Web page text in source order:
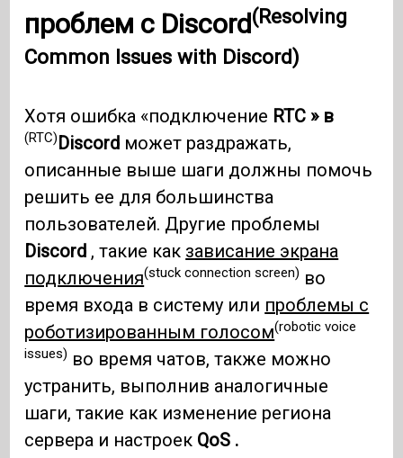
проблем с Discord (Resolving
Common Issues with Discord)
Хотя ошибка «подключение RTC » в
(RTC)Discord может раздражать,
описанные выше шаги должны помочь
решить ее для большинства
пользователей. Другие проблемы
Discord , такие как зависание экрана
подключения(stuck connection screen) во
время входа в систему или проблемы с
роботизированным голосом(robotic voice
issues) во время чатов, также можно
устранить, выполнив аналогичные
шаги, такие как изменение региона
сервера и настроек QoS .